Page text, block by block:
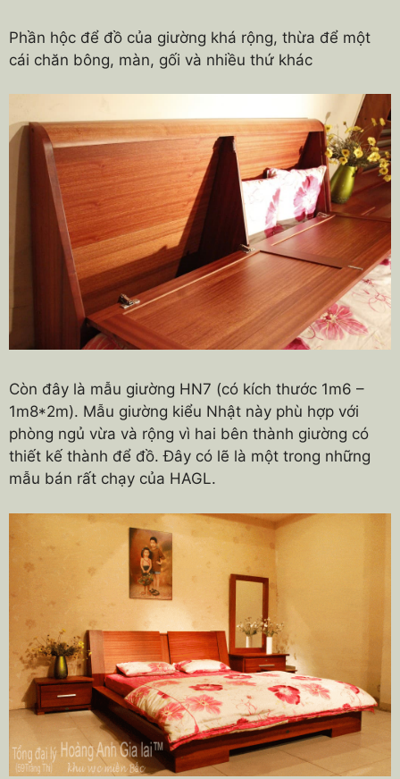
Phần hộc để đồ của giường khá rộng, thừa để một
cái chăn bông, màn, gối và nhiều thứ khác
Còn đây là mẫu giường HN7 (có kích thước 1m6 –
1m8*2m). Mẫu giường kiểu Nhật này phù hợp với
phòng ngủ vừa và rộng vì hai bên thành giường có
thiết kế thành để đồ. Đây có lẽ là một trong những
mẫu bán rất chạy của HAGL.